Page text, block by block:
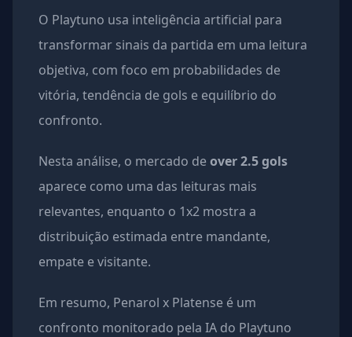
O Playtuno usa inteligência artificial para
transformar sinais da partida em uma leitura
objetiva, com foco em probabilidades de
vitória, tendência de gols e equilíbrio do
confronto.
Nesta análise, o mercado deover 2.5 gols
aparece como uma das leituras mais
relevantes, enquanto o 1x2 mostra a
distribuição estimada entre mandante,
empate e visitante.
Em resumo, Penarol x Platense é um
confronto monitorado pela IA do Playtuno